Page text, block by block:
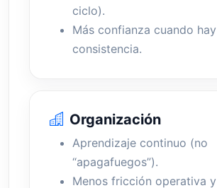
ciclo).
Más confianza cuando hay
consistencia.
Organización
Aprendizaje continuo (no
“apagafuegos”).
Menos fricción operativa y